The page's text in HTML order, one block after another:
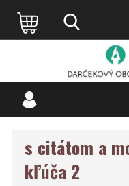
s citátom a
kľúča 2